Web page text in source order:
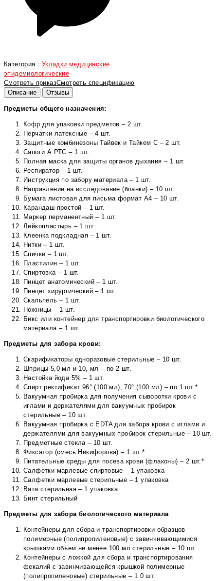
Категория : Укладки медицинские
эпидемиологические
Смотреть приказСмотреть спецификацию
Описание
Отзывы
Предметы общего назначения:
Кофр для упаковки предметов – 2 шт.
Перчатки латексные – 4 шт.
Защитные комбинезоны Тайвек и Тайкем С – 2 шт.
Сапоги А РТС – 1 шт.
Полная маска для защиты органов дыхания – 1 шт.
Респиратор – 1 шт.
Инструкция по забору материала – 1 шт.
Направление на исследование (бланки) – 10 шт.
Бумага листовая для письма формат А4 – 10 шт.
Карандаш простой – 1 шт.
Маркер перманентный – 1 шт.
Лейкопластырь – 1 шт.
Клеенка подкладная – 1 шт.
Нитки – 1 шт.
Спички – 1 шт.
Пластилин – 1 шт.
Спиртовка – 1 шт.
Пинцет анатомический – 1 шт.
Пинцет хирургический – 1 шт.
Скальпель – 1 шт.
Ножницы – 1 шт.
Бикс или контейнер для транспортировки биологического
материала – 1 шт.
Предметы для забора крови:
Скарификаторы одноразовые стерильные – 10 шт.
Шприцы 5,0 мл и 10, мл – по 2 шт.
Настойка йода 5% – 1 шт.
Спирт ректификат 96° (100 мл), 70° (100 мл) – по 1 шт.*
Вакуумная пробирка для получения сыворотки крови с
иглами и держателями для вакуумных пробирок
стерильные – 10 шт.
Вакуумная пробирка с EDTA для забора крови с иглами и
держателями для вакуумных пробирок стерильные – 10 шт.
Предметные стекла – 10 шт.
Фиксатор (смесь Никифорова) – 1 шт.*
Питательные среды для посева крови (флаконы) – 2 шт.*
Салфетки марлевые спиртовые – 1 упаковка
Салфетки марлевые стерильные – 1 упаковка
Вата стерильная – 1 упаковка
Бинт стерильный
Предметы для забора биологического материала
Контейнеры для сбора и транспортировки образцов
полимерные (полипропиленовые) с завинчивающимися
крышками объем не менее 100 мл стерильные – 10 шт.
Контейнеры с ложкой для сбора и транспортирования
фекалий с завинчивающейся крышкой полимерные
(полипропиленовые) стерильные – 1 0 шт.